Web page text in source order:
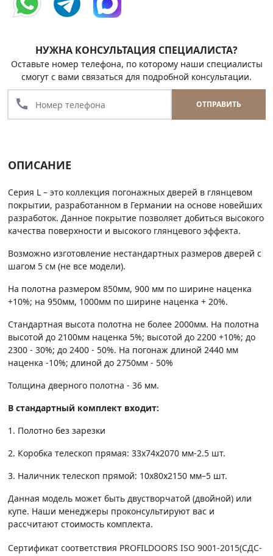
НУЖНА КОНСУЛЬТАЦИЯ СПЕЦИАЛИСТА?
Оставьте номер телефона, по которому наши специалисты
смогут с вами связаться для подробной консультации.
call ОТПРАВИТЬ
ОПИСАНИЕ
Серия L – это коллекция погонажных дверей в глянцевом
покрытии, разработанном в Германии на основе новейших
разработок. Данное покрытие позволяет добиться высокого
качества поверхности и высокого глянцевого эффекта.
Возможно изготовление нестандартных размеров дверей с
шагом 5 см (не все модели).
На полотна размером 850мм, 900 мм по ширине наценка
+10%; на 950мм, 1000мм по ширине наценка + 20%.
Стандартная высота полотна не более 2000мм. На полотна
высотой до 2100мм наценка 5%; высотой до 2200 +10%; до
2300 - 30%; до 2400 - 50%. На погонаж длиной 2440 мм
наценка -10%; длиной до 2750мм - 50%
Толщина дверного полотна - 36 мм.
В стандартный комплект входит:
1. Полотно без зарезки
2. Коробка телескоп прямая: 33х74х2070 мм-2.5 шт.
3. Наличник телескоп прямой: 10х80х2150 мм–5 шт.
Данная модель может быть двустворчатой (двойной) или
купе. Наши менеджеры проконсультируют вас и
рассчитают стоимость комплекта.
Сертификат соответствия PROFILDOORS ISO 9001-2015(СДС-